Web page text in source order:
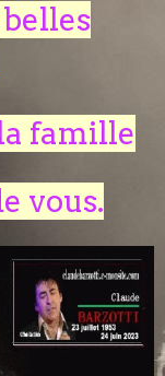
famille
vous.